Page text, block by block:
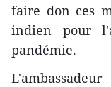
faire don ces
indien pour
pandémie.